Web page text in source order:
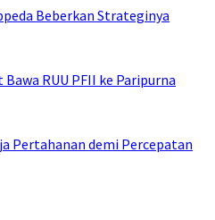
Beberkan Strateginya
RUU PFII ke Paripurna
Pertahanan demi Percepatan